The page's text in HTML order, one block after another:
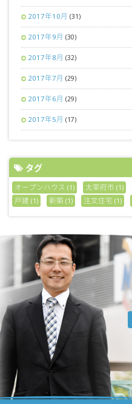
2017年10月 (31)
2017年9月 (30)
2017年8月 (32)
2017年7月 (29)
2017年6月 (29)
2017年5月 (17)
タグ
オープンハウス (1) 太宰府市 (1)
戸建 (1) 新築 (1) 注文住宅 (1)